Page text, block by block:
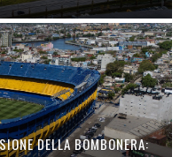
DELLA BOMBONERA: